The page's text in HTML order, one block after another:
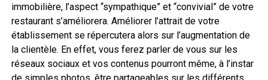
immobilière, l’aspect “sympathique” et “convivial” de votre
restaurant s’améliorera. Améliorer l’attrait de votre
établissement se répercutera alors sur l’augmentation de
la clientèle. En effet, vous ferez parler de vous sur les
réseaux sociaux et vos contenus pourront même, à l’instar
de simples photos, être partageables sur les différents